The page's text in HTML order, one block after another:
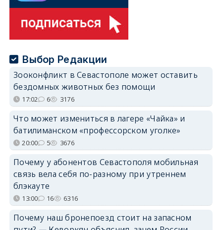
Выбор Редакции
Зооконфликт в Севастополе может оставить
бездомных животных без помощи
17:02 6 3176
Что может измениться в лагере «Чайка» и
батилиманском «профессорском уголке»
20:00 5 3676
Почему у абонентов Севастополя мобильная
связь вела себя по-разному при утреннем
блэкауте
13:00 16 6316
Почему наш бронепоезд стоит на запасном